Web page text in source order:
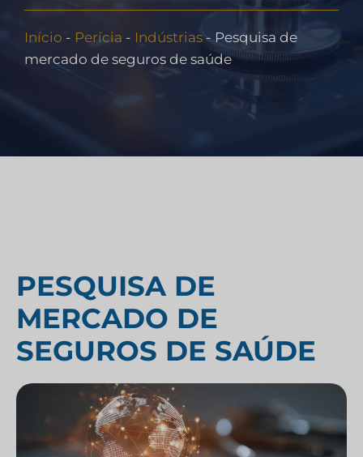
Início - Perícia - Indústrias- Pesquisa de
mercado de seguros de saúde
PESQUISA DE
MERCADO DE
SEGUROS DE SAÚDE